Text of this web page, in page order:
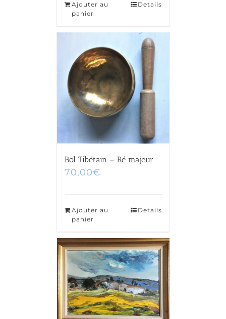
Ajouter au
panier
Details
Bol Tibétain – Ré majeur
70,00€
Ajouter au
panier
Details